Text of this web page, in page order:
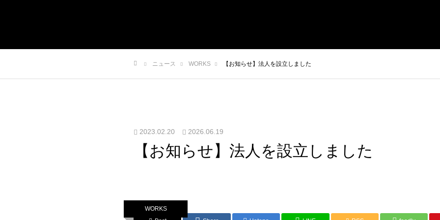
ニュース WORKS 【お知らせ】法人を設立しました
2023.02.20 2026.06.19
【お知らせ】法人を設立しました
WORKS